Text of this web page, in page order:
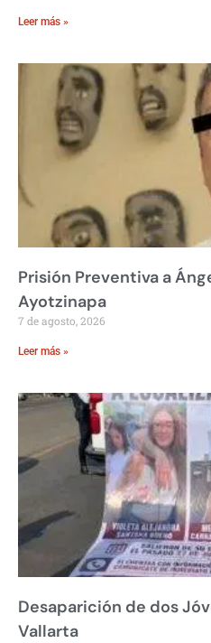
Leer más »
Prisión Preventiva a
Ayotzinapa
7 de agosto, 2026
Leer más »
Desaparición de dos
Vallarta